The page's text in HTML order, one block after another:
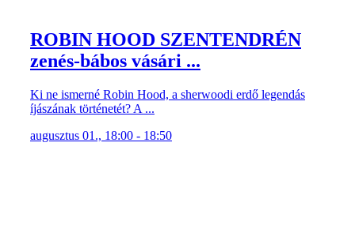
ROBIN HOOD SZENTENDRÉN
zenés-bábos vásári ...
Ki ne ismerné Robin Hood, a sherwoodi erdő legendás
íjászának történetét? A ...
augusztus 01., 18:00 - 18:50